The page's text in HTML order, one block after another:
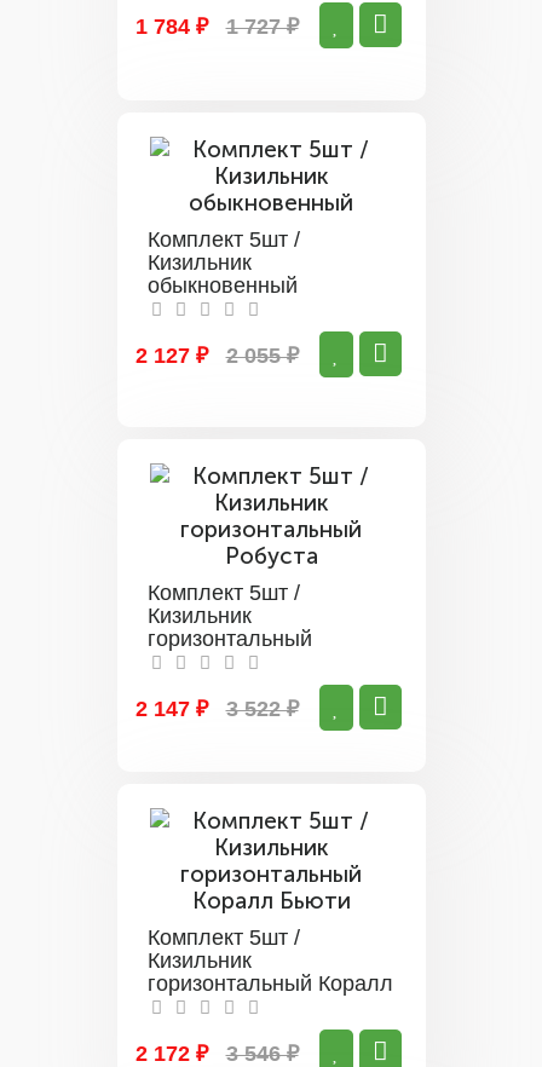
1 784 ₽ 1 727 ₽
Комплект 5шт /
Кизильник
обыкновенный
2 127 ₽ 2 055 ₽
Комплект 5шт /
Кизильник
горизонтальный
Робуста
2 147 ₽
3 522 ₽
Комплект 5шт /
Кизильник
горизонтальный Коралл
Бьюти
2 172 ₽
3 546 ₽